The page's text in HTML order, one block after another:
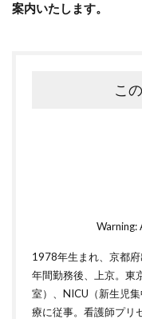
案内いたします。
こ
1978年生まれ、京都
年間勤務後、上京。東
室）、NICU（新生児
療に従事。看護師プリ